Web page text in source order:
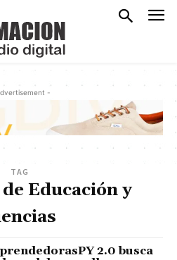
-
TAG
Educación y
2.0 busca